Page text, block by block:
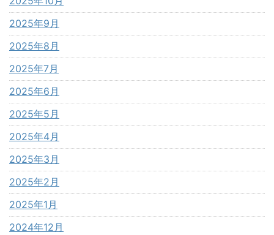
2025年9月
2025年8月
2025年7月
2025年6月
2025年5月
2025年4月
2025年3月
2025年2月
2025年1月
2024年12月